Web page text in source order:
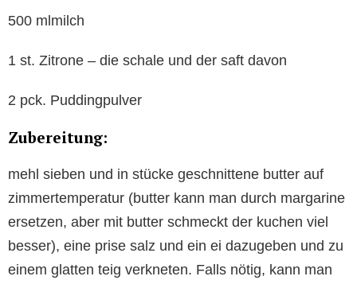
500 mlmilch
1 st. Zitrone – die schale und der saft davon
2 pck. Puddingpulver
Zubereitung:
mehl sieben und in stücke geschnittene butter auf
zimmertemperatur (butter kann man durch margarine
ersetzen, aber mit butter schmeckt der kuchen viel
besser), eine prise salz und ein ei dazugeben und zu
einem glatten teig verkneten. Falls nötig, kann man